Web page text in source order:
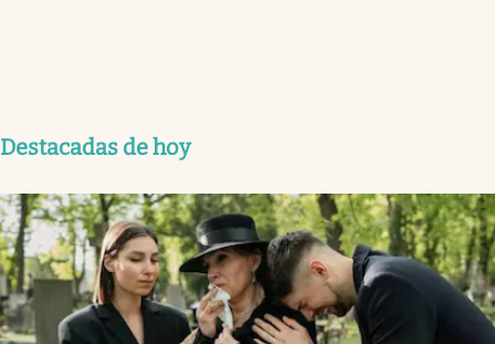
Destacadas de hoy